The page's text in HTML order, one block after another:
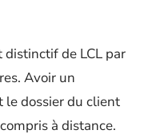
de LCL par
Avoir un
dossier du client
à distance.